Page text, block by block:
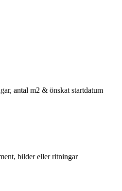
antal m2 & önskat startdatum
bilder eller ritningar